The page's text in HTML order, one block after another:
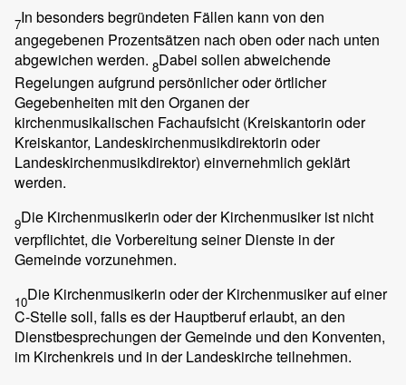
7In besonders begründeten Fällen kann von den
angegebenen Prozentsätzen nach oben oder nach unten
abgewichen werden. 8Dabei sollen abweichende
Regelungen aufgrund persönlicher oder örtlicher
Gegebenheiten mit den Organen der
kirchenmusikalischen Fachaufsicht (Kreiskantorin oder
Kreiskantor, Landeskirchenmusikdirektorin oder
Landeskirchenmusikdirektor) einvernehmlich geklärt
werden.
9Die Kirchenmusikerin oder der Kirchenmusiker ist nicht
verpflichtet, die Vorbereitung seiner Dienste in der
Gemeinde vorzunehmen.
10Die Kirchenmusikerin oder der Kirchenmusiker auf einer
C-Stelle soll, falls es der Hauptberuf erlaubt, an den
Dienstbesprechungen der Gemeinde und den Konventen,
im Kirchenkreis und in der Landeskirche teilnehmen.